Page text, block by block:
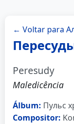
← Voltar para
Peresudy
Maledicência
Álbum: Пульс
Compositor: